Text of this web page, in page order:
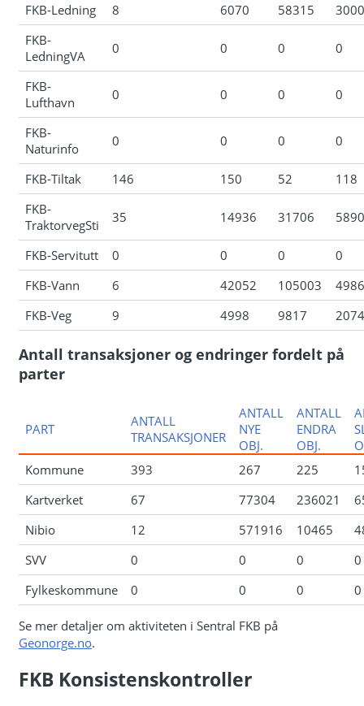
FKB-Ledning 8 6070 58315
3000
FKB-
LedningVA
0 0 0 0
FKB-
Lufthavn
0 0 0 0
FKB-
Naturinfo
0 0 0 0
FKB-Tiltak 146 150 52
118
FKB-
TraktorvegSti
35 14936 31706 5890
FKB-Servitutt 0 0 0
0
FKB-Vann
6 42052 105003
FKB-Veg
9 4998 9817 2074
Antall transaksjoner og endringer fordelt på
parter
PART
ANTALL
TRANSAKSJONER
ANTALL
NYE
OBJ.
ANTALL
ENDRA
OBJ.
Kommune
393 267 225
Kartverket
67 77304 236021
Nibio
12 571916 10465
SVV
0 0 0
0
Fylkeskommune
0 0 0 0
Se mer detaljer om aktiviteten i Sentral FKB på
Geonorge.no.
FKB Konsistenskontroller